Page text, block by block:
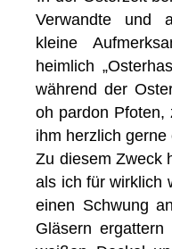
Verwandte und
kleine
heimlich
während der
oh pardon Pfoten,
ihm herzlich
Zu diesem Zweck
als ich für wirklich
einen Schwung
Gläsern